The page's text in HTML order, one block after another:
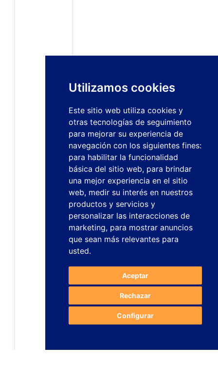
Utilizamos cookies
Este sitio web utiliza cookies y
otras tecnologías de seguimiento
para mejorar su experiencia de
navegación con los siguientes fines:
para habilitar la funcionalidad
básica del sitio web, para brindar
una mejor experiencia en el sitio
web, medir su interés en nuestros
productos y servicios y
personalizar las interacciones de
marketing, para mostrar anuncios
que sean más relevantes para
usted.
Aceptar
Rechazar
Configurar